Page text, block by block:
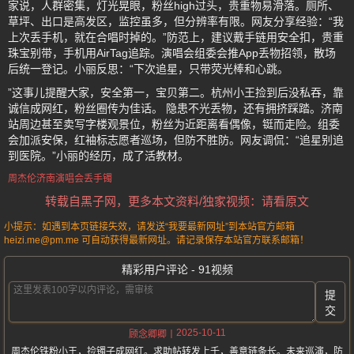
家说，人群密集，灯光晃眼，粉丝high过头，贵重物易滑落。厕所、
草坪、出口是高发区，监控虽多，但分辨率有限。网友分享经验：“我
上次丢手机，就在合唱时掉的。”防范上，建议戴手链用安全扣，贵重
珠宝别带，手机用AirTag追踪。演唱会组委会推App丢物招领，散场
后统一登记。小丽反思：“下次追星，只带荧光棒和心跳。
”这事儿提醒大家，安全第一，宝贝第二。杭州小王捡到后没私吞，靠
诚信成网红，粉丝圈传为佳话。 隐患不光丢物，还有拥挤踩踏。济南
站周边甚至卖写字楼观景位，粉丝为近距离看偶像，铤而走险。组委
会加派安保，红袖标志愿者巡场，但防不胜防。网友调侃：“追星别追
到医院。”小丽的经历，成了活教材。
周杰伦济南演唱会丢手镯
转载自黑子网，更多本文资料/独家视频：请看原文
小提示：如遇到本页链接失效，请发送“我要最新网址”到本站官方邮箱
heizi.me@pm.me 可自动获得最新网址。请记录保存本站官方联系邮箱！
精彩用户评论 - 91视频
提
交
顾念卿卿
2025-10-11
周杰伦铁粉小王，捡镯子成网红。求助帖转发上千，善意链条长。未来巡演，防